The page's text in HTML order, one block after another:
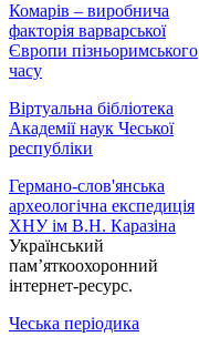
Комарів – виробнича
факторія варварської
Європи пізньоримського
часу
Віртуальна бібліотека
Академії наук Чеської
республіки
Германо-слов'янська
археологічна експедиція
ХНУ ім В.Н. Каразіна
Український
пам’яткоохоронний
інтернет-ресурс.
Чеська періодика